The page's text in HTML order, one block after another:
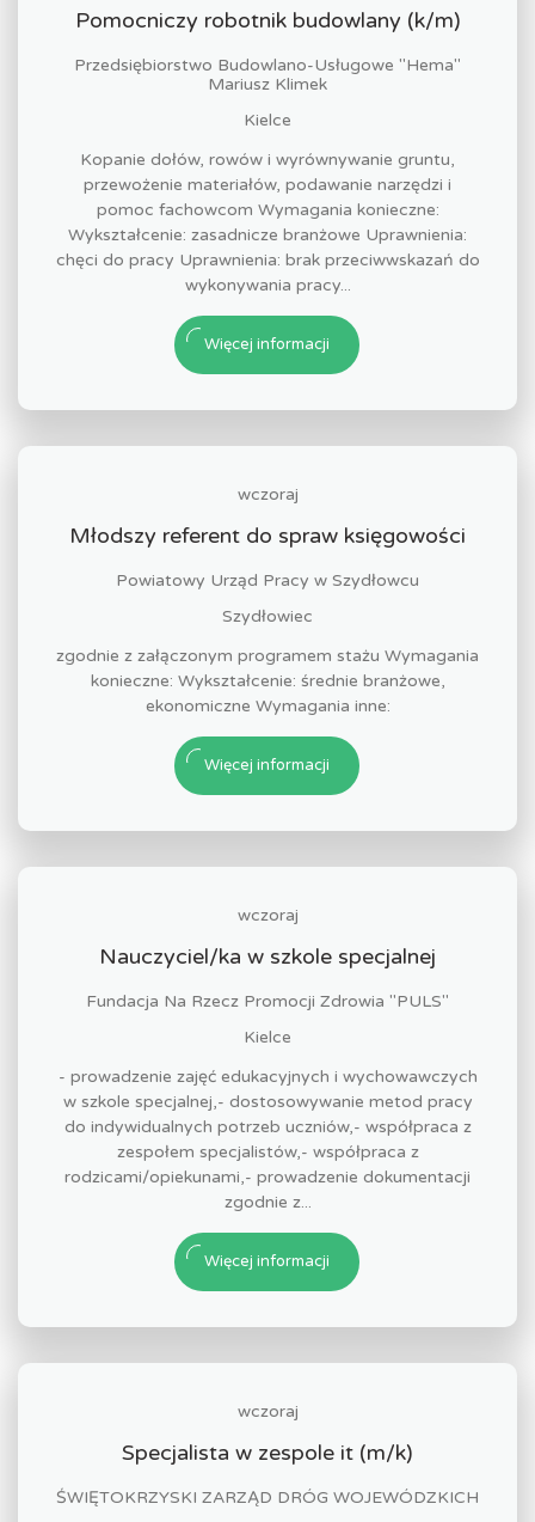
Pomocniczy robotnik budowlany (k/m)
Przedsiębiorstwo Budowlano-Usługowe "Hema"
Mariusz Klimek
Kielce
Kopanie dołów, rowów i wyrównywanie gruntu,
przewożenie materiałów, podawanie narzędzi i
pomoc fachowcom Wymagania konieczne:
Wykształcenie: zasadnicze branżowe Uprawnienia:
chęci do pracy Uprawnienia: brak przeciwwskazań do
wykonywania pracy...
Więcej informacji
wczoraj
Młodszy referent do spraw księgowości
Powiatowy Urząd Pracy w Szydłowcu
Szydłowiec
zgodnie z załączonym programem stażu Wymagania
konieczne: Wykształcenie: średnie branżowe,
ekonomiczne Wymagania inne:
Więcej informacji
wczoraj
Nauczyciel/ka w szkole specjalnej
Fundacja Na Rzecz Promocji Zdrowia "PULS"
Kielce
- prowadzenie zajęć edukacyjnych i wychowawczych
w szkole specjalnej,- dostosowywanie metod pracy
do indywidualnych potrzeb uczniów,- współpraca z
zespołem specjalistów,- współpraca z
rodzicami/opiekunami,- prowadzenie dokumentacji
zgodnie z...
Więcej informacji
wczoraj
Specjalista w zespole it (m/k)
ŚWIĘTOKRZYSKI ZARZĄD DRÓG WOJEWÓDZKICH